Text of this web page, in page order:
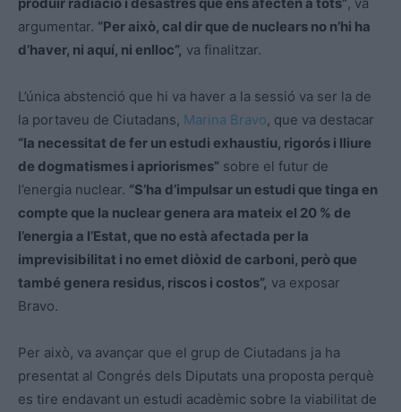
argumentar. “Per això, cal dir que de nuclears no n’hi ha
d’haver, ni aquí, ni enlloc”, va finalitzar.
L’única abstenció que hi va haver a la sessió va ser la de
la portaveu de Ciutadans, Marina Bravo, que va destacar
“la necessitat de fer un estudi exhaustiu, rigorós i lliure
de dogmatismes i apriorismes” sobre el futur de
l’energia nuclear. “S’ha d’impulsar un estudi que tinga en
compte que la nuclear genera ara mateix el 20 % de
l’energia a l’Estat, que no està afectada per la
imprevisibilitat i no emet diòxid de carboni, però que
també genera residus, riscos i costos”, va exposar
Bravo.
Per això, va avançar que el grup de Ciutadans ja ha
presentat al Congrés dels Diputats una proposta perquè
es tire endavant un estudi acadèmic sobre la viabilitat de